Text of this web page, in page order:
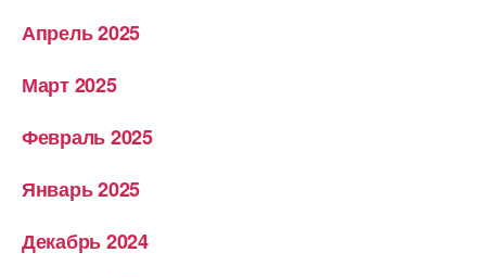
Апрель 2025
Март 2025
Февраль 2025
Январь 2025
Декабрь 2024